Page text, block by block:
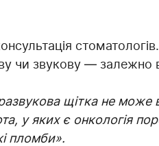
чи звукову — залежно
щітка не може
у яких є онкологія
пломби».